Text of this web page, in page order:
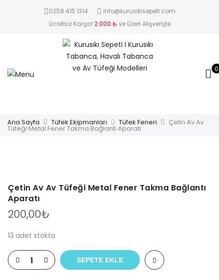
0258 415 1314
info@kurusikisepeti.com
Ücretsiz Kargo! 2.000 ₺ ve Üzeri Alışverişte
0
Ana Sayfa Tüfek Ekipmanları Tüfek Feneri Çetin Av Av
Tüfeği Metal Fener Takma Bağlantı Aparatı
Çetin Av Av Tüfeği Metal Fener Takma Bağlantı
Aparatı
200,00₺
13 adet stokta
SEPETE EKLE